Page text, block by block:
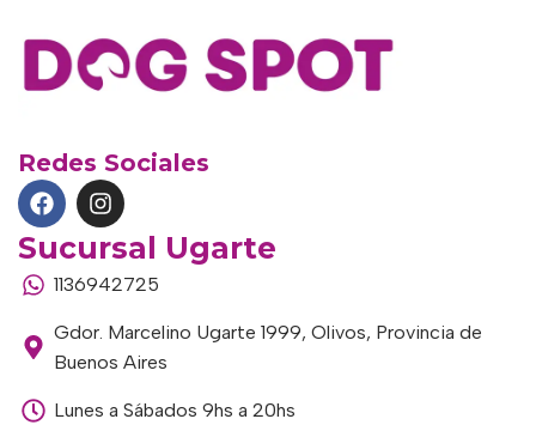
Redes Sociales
Sucursal Ugarte
1136942725
Gdor. Marcelino Ugarte 1999, Olivos, Provincia de
Buenos Aires
Lunes a Sábados 9hs a 20hs